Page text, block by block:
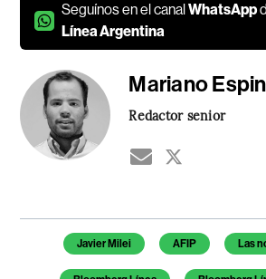
Seguínos en el canalWhatsApp
Línea Argentina
Mariano
Redactor senior
Temas de este artículo
Javier Milei AFIP Las